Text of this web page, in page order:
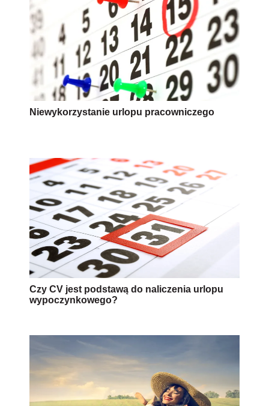
Niewykorzystanie urlopu pracowniczego
Czy CV jest podstawą do naliczenia urlopu
wypoczynkowego?